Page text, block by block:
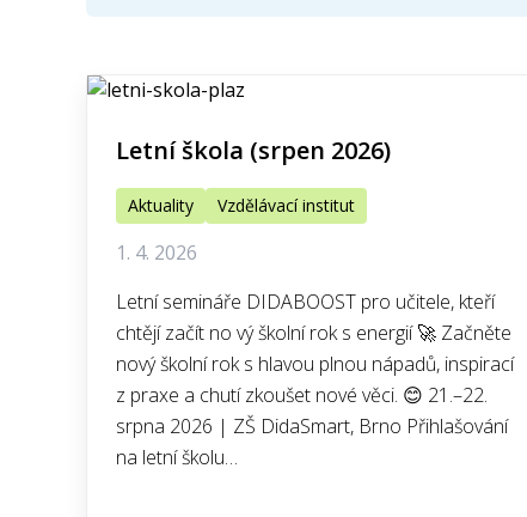
Letní škola (srpen 2026)
Aktuality Vzdělávací institut
1. 4. 2026
Letní semináře DIDABOOST pro učitele, kteří
chtějí začít no vý školní rok s energií 🚀 Začněte
nový školní rok s hlavou plnou nápadů, inspirací
z praxe a chutí zkoušet nové věci. 😊 21.–22.
srpna 2026 | ZŠ DidaSmart, Brno Přihlašování
na letní školu…